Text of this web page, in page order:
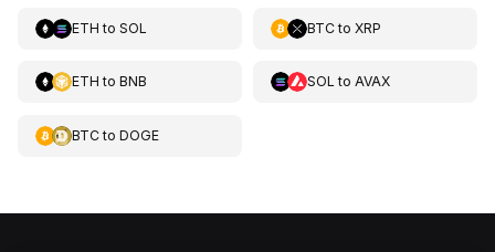
ETH to SOL BTCto XRP
ETH to BNB SOL to AVAX
BTCto DOGE